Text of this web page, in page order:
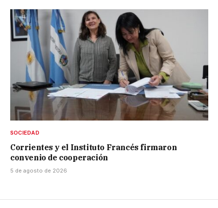
SOCIEDAD
Corrientes y el Instituto Francés firmaron
convenio de cooperación
5 de agosto de 2026